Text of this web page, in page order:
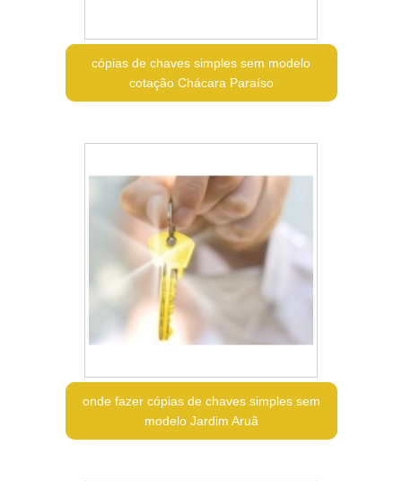
cópias de chaves simples sem modelo
cotação Chácara Paraíso
onde fazer cópias de chaves simples sem
modelo Jardim Aruã